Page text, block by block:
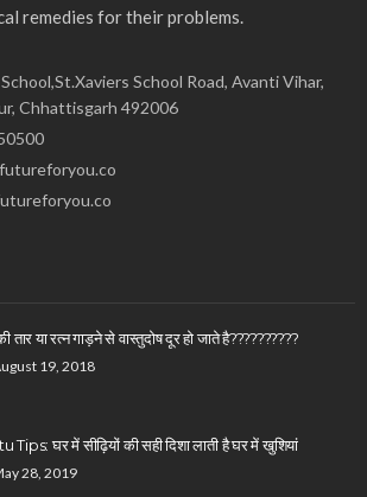
remedies for their problems.
School Road, Avanti Vihar,
Chhattisgarh 492006
तार या रत्न गाड़ने से वास्तुदोष दूर हो जाते है??????????
19, 2018
Tips: घर में सीढ़ियों की सही दिशा लाती है घर में खुशियां
28, 2019